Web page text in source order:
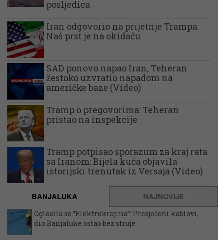
posljedica
Iran odgovorio na prijetnje Trampa:
Naš prst je na okidaču
SAD ponovo napao Iran, Teheran
žestoko uzvratio napadom na
američke baze (Video)
Tramp o pregovorima: Teheran
pristao na inspekcije
Tramp potpisao sporazum za kraj rata
sa Iranom: Bijela kuća objavila
istorijski trenutak iz Versaja (Video)
BANJALUKA NAJNOVIJE
Oglasila se “Elektrokrajina”: Presječeni kablovi,
dio Banjaluke ostao bez struje